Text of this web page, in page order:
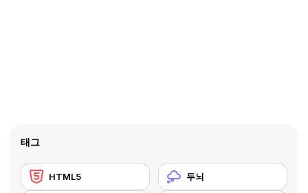
태그
HTML5 두뇌